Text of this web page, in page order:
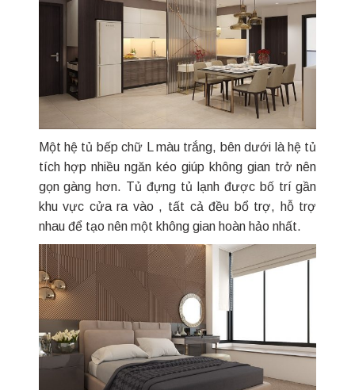
Một hệ tủ bếp chữ L màu trắng, bên dưới là hệ tủ
tích hợp nhiều ngăn kéo giúp không gian trở nên
gọn gàng hơn. Tủ đựng tủ lạnh được bố trí gần
khu vực cửa ra vào , tất cả đều bổ trợ, hỗ trợ
nhau để tạo nên một không gian hoàn hảo nhất.